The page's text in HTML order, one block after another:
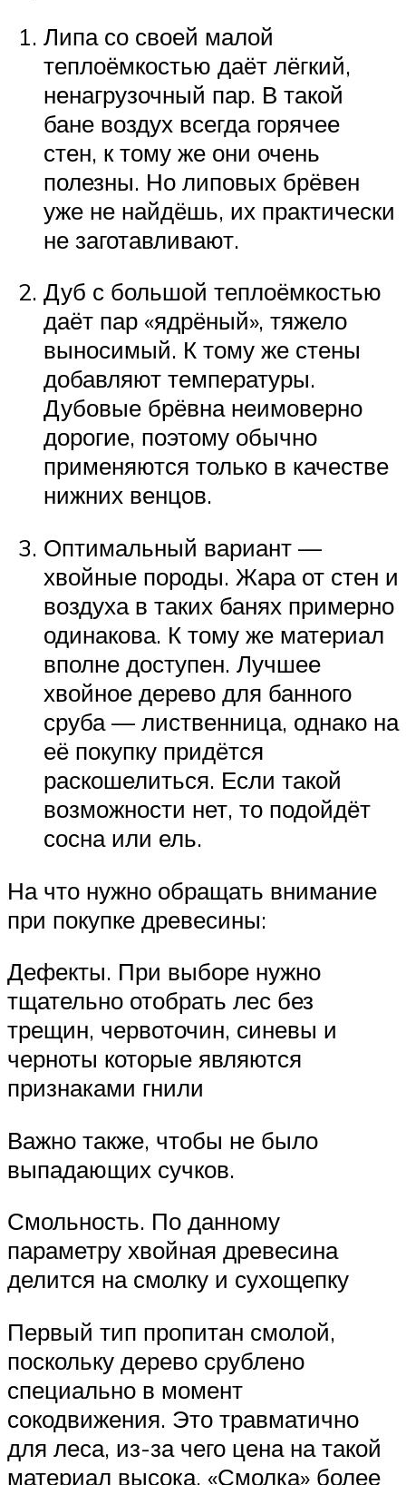
Липа со своей малой
теплоёмкостью даёт лёгкий,
ненагрузочный пар. В такой
бане воздух всегда горячее
стен, к тому же они очень
полезны. Но липовых брёвен
уже не найдёшь, их практически
не заготавливают.
Дуб с большой теплоёмкостью
даёт пар «ядрёный», тяжело
выносимый. К тому же стены
добавляют температуры.
Дубовые брёвна неимоверно
дорогие, поэтому обычно
применяются только в качестве
нижних венцов.
Оптимальный вариант —
хвойные породы. Жара от стен и
воздуха в таких банях примерно
одинакова. К тому же материал
вполне доступен. Лучшее
хвойное дерево для банного
сруба — лиственница, однако на
её покупку придётся
раскошелиться. Если такой
возможности нет, то подойдёт
сосна или ель.
На что нужно обращать внимание
при покупке древесины:
Дефекты. При выборе нужно
тщательно отобрать лес без
трещин, червоточин, синевы и
черноты которые являются
признаками гнили
Важно также, чтобы не было
выпадающих сучков.
Смольность. По данному
параметру хвойная древесина
делится на смолку и сухощепку
Первый тип пропитан смолой,
поскольку дерево срублено
специально в момент
сокодвижения. Это травматично
для леса, из-за чего цена на такой
материал высока. «Смолка» более